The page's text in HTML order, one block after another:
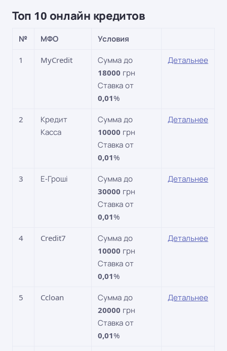
Топ 10 онлайн кредитов
№ МФО Условия
1 MyCredit
Сумма до
18000 грн
Ставка от
0,01%
Детальнее
2
Кредит
Касса
Сумма до
10000 грн
Ставка от
0,01%
Детальнее
3 Е-Гроші
Сумма до
30000 грн
Ставка от
0,01%
Детальнее
4 Credit7
Сумма до
10000 грн
Ставка от
0,01%
Детальнее
5 Ccloan
Сумма до
20000 грн
Ставка от
0,01%
Детальнее